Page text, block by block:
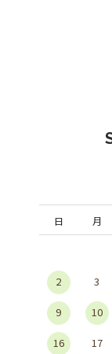
日 月
2 3
9 10
16 17